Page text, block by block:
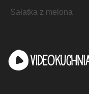
Sałatka z melona